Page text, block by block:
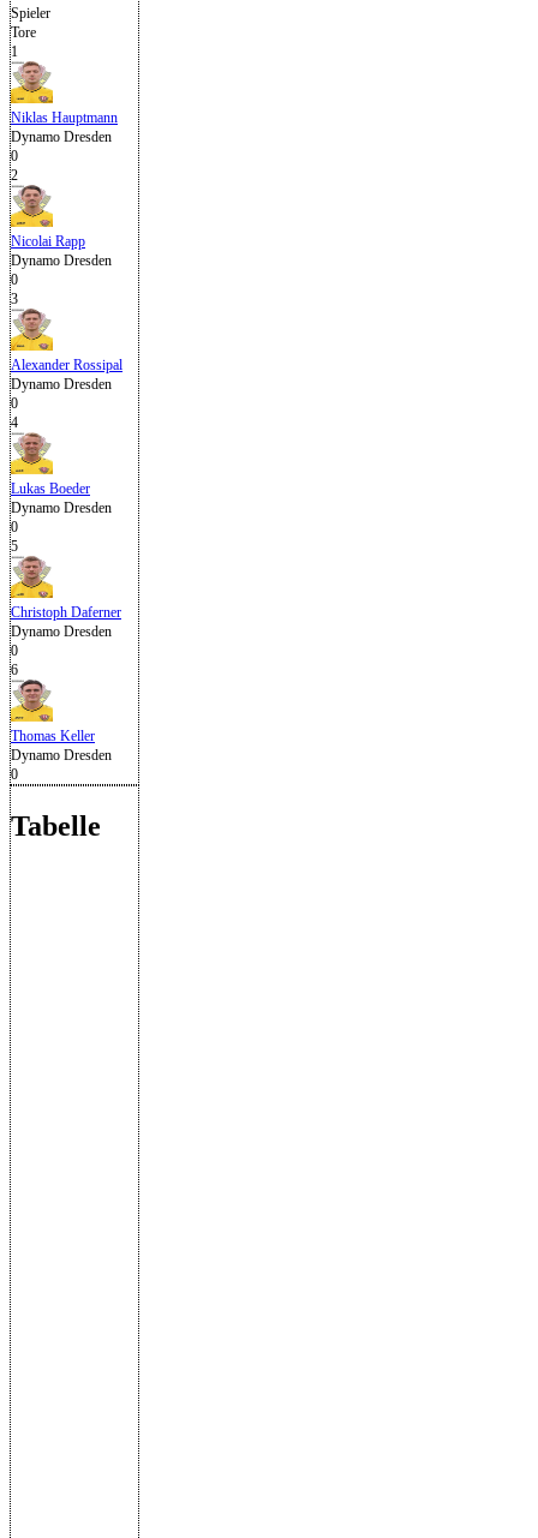
Spieler
Tore
1
Niklas Hauptmann
Dynamo Dresden
0
2
Nicolai Rapp
Dynamo Dresden
0
3
Alexander Rossipal
Dynamo Dresden
0
4
Lukas Boeder
Dynamo Dresden
0
5
Christoph Daferner
Dynamo Dresden
0
6
Thomas Keller
Dynamo Dresden
0
Tabelle